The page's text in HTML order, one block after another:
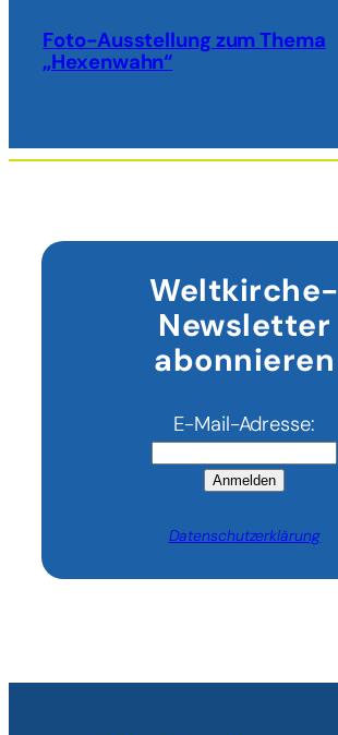
Foto-Ausstellung zum Thema
„Hexenwahn“
Weltkirche-
Newsletter
abonnieren
E-Mail-Adresse:
Anmelden
Datenschutzerklärung